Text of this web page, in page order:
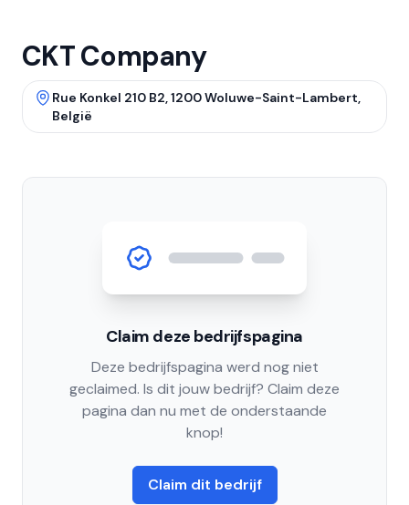
CKT Company
Rue Konkel 210 B2, 1200 Woluwe-Saint-Lambert,
België
Claim deze bedrijfspagina
Deze bedrijfspagina werd nog niet
geclaimed. Is dit jouw bedrijf? Claim deze
pagina dan nu met de onderstaande
knop!
Claim dit bedrijf